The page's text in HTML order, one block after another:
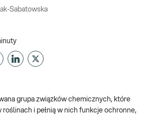
Sabatowska
grupa związków chemicznych, które
i pełnią w nich funkcje ochronne,